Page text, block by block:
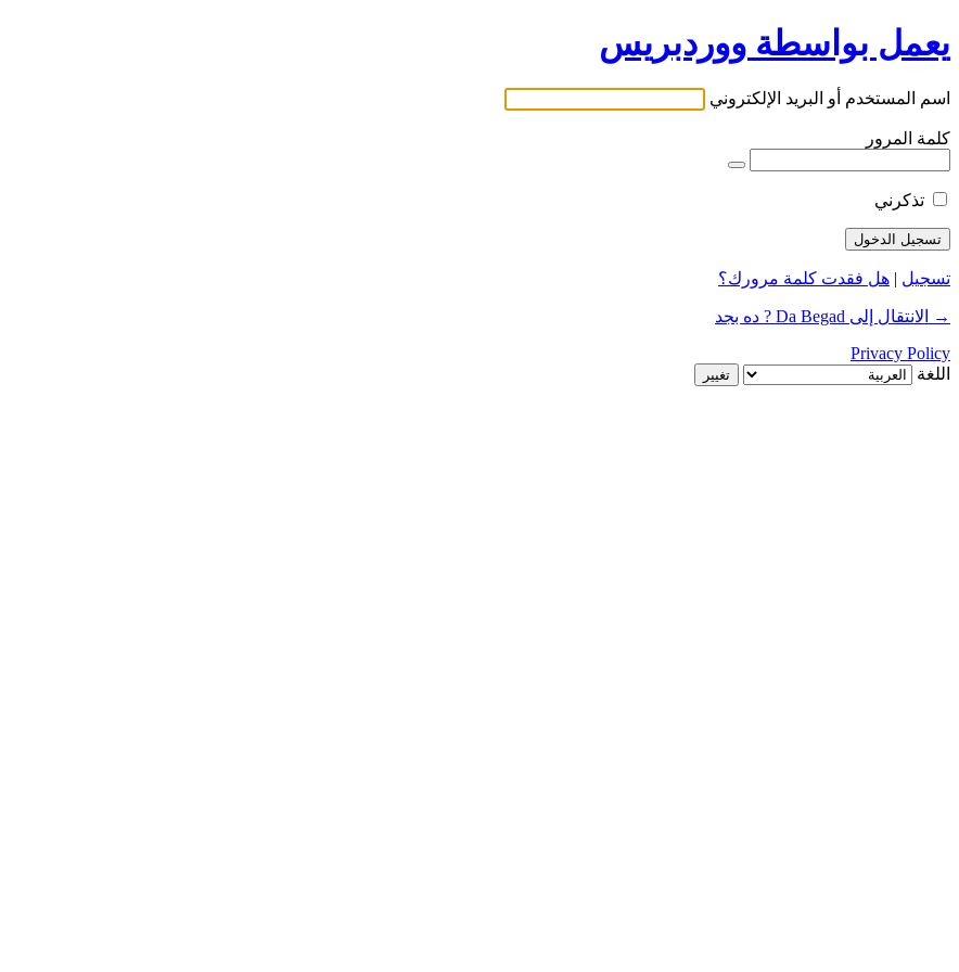
يعمل بواسطة ووردبريس
اسم المستخدم أو البريد الإلكتروني
كلمة المرور
تذكرني
تسجيل | هل فقدت كلمة مرورك؟
→ الانتقال إلى Da Begad ? ده بجد
Privacy Policy
اللغة